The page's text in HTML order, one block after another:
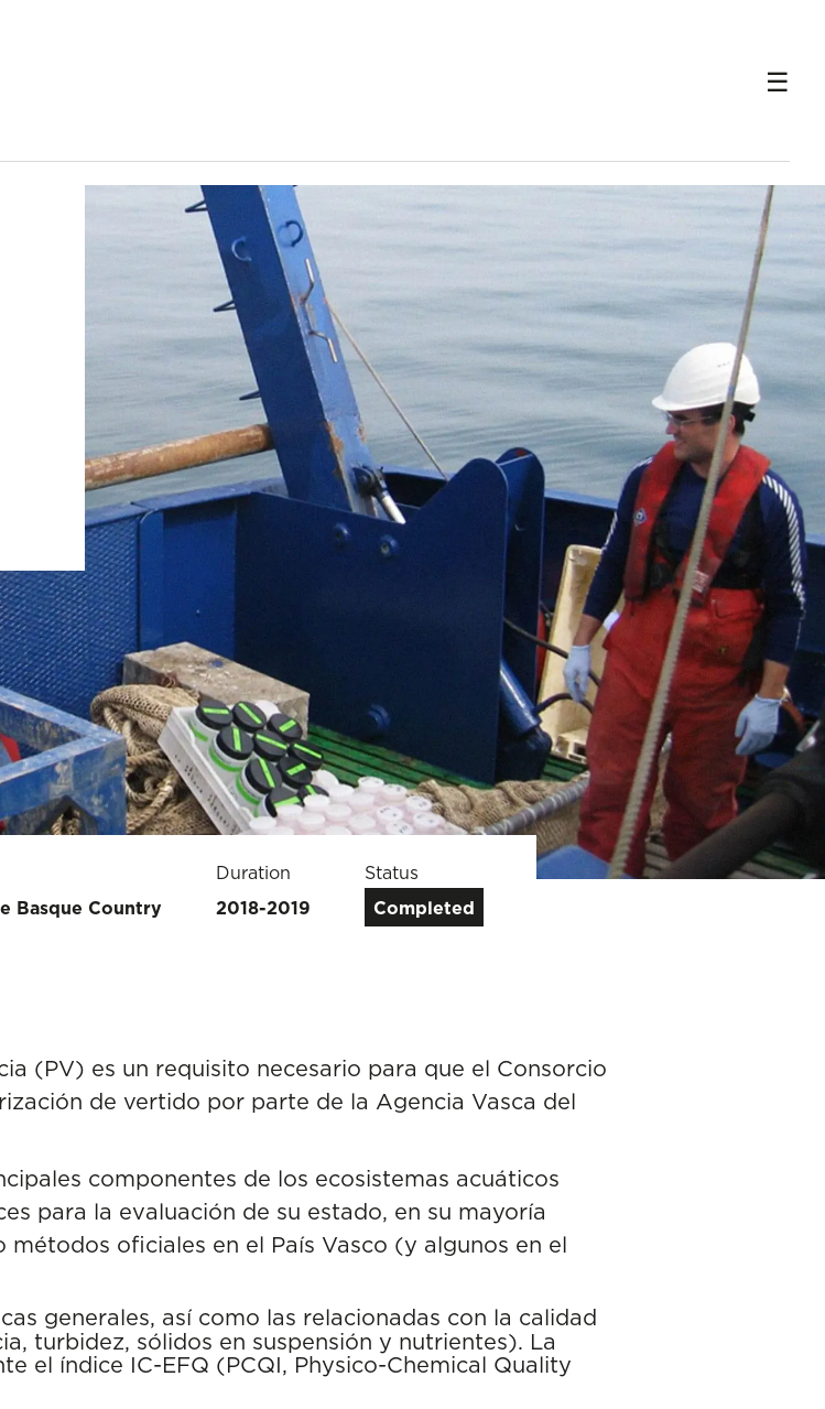
Basque Country
Duration
2018-2019
Status
Completed
(PV) es un requisito necesario para que el Consorcio
de vertido por parte de la Agencia Vasca del
componentes de los ecosistemas acuáticos
para la evaluación de su estado, en su mayoría
oficiales en el País Vasco (y algunos en el
generales, así como las relacionadas con la calidad
turbidez, sólidos en suspensión y nutrientes). La
el índice IC-EFQ (PCQI, Physico-Chemical Quality